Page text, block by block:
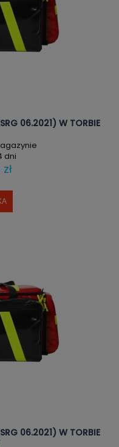
06.2021) W TORBIE
dni
06.2021) W TORBIE